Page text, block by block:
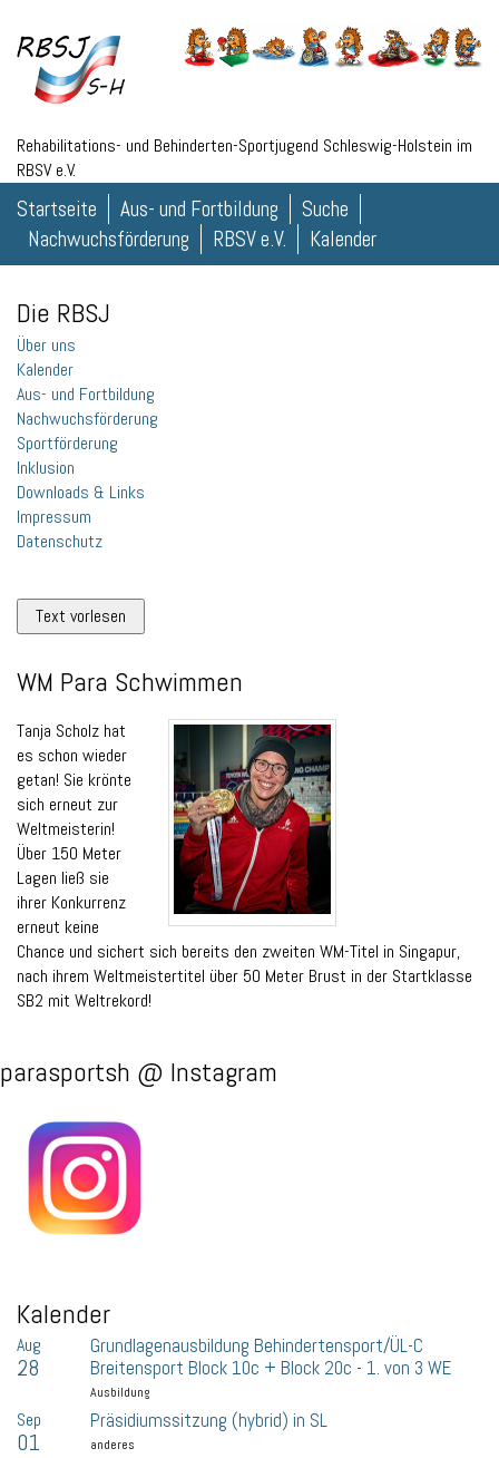
Rehabilitations- und Behinderten-Sportjugend Schleswig-Holstein im
RBSV e.V.
Startseite Aus- und Fortbildung
Suche
Nachwuchsförderung
RBSV e.V. Kalender
Die RBSJ
Über uns
Kalender
Aus- und Fortbildung
Nachwuchsförderung
Sportförderung
Inklusion
Downloads & Links
Impressum
Datenschutz
Text vorlesen
WM Para Schwimmen
Tanja Scholz hat
es schon wieder
getan! Sie krönte
sich erneut zur
Weltmeisterin!
Über 150 Meter
Lagen ließ sie
ihrer Konkurrenz
erneut keine
Chance und sichert sich bereits den zweiten WM-Titel in Singapur,
nach ihrem Weltmeistertitel über 50 Meter Brust in der Startklasse
SB2 mit Weltrekord!
parasportsh @ Instagram
Kalender
Aug
28
Grundlagenausbildung Behindertensport/ÜL-C
Breitensport Block 10c + Block 20c - 1. von 3 WE
Ausbildung
Sep
01
Präsidiumssitzung (hybrid) in SL
anderes